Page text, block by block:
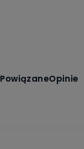
PowiązaneOpinie